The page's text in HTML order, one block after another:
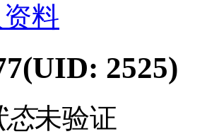
料
(UID: 2525)
态未验证